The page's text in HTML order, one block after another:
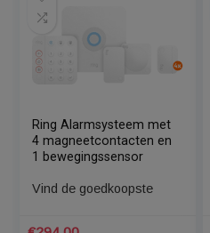
Yale alarmsysteem
Smart Living Kit SR-
3200I
€ 299,97